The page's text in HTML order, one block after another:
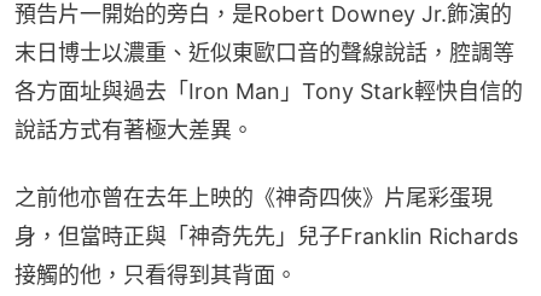
預告片一開始的旁白，是Robert Downey Jr.飾演的
末日博士以濃重、近似東歐口音的聲線說話，腔調等
各方面址與過去「Iron Man」Tony Stark輕快自信的
說話方式有著極大差異。
之前他亦曾在去年上映的《神奇四俠》片尾彩蛋現
身，但當時正與「神奇先先」兒子Franklin Richards
接觸的他，只看得到其背面。